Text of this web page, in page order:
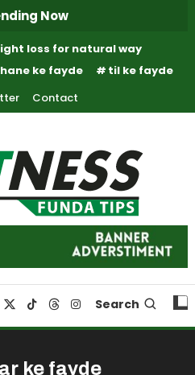
Now
loss for natural way
ke fayde
til ke fayde
Contact
Tips
Search
ke fayde